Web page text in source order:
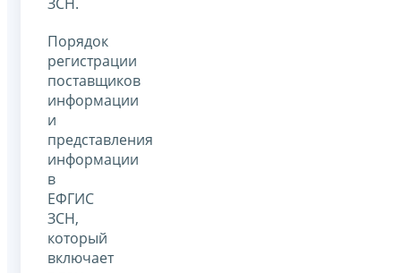
Порядок
регистрации
поставщиков
информации
и
представления
информации
в
ЕФГИС
ЗСН,
который
включает